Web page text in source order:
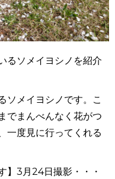
るソメイヨシノを紹介
ソメイヨシノです。こ
でまんべんなく花がつ
一度見に行ってくれる
】3月24日撮影・・・